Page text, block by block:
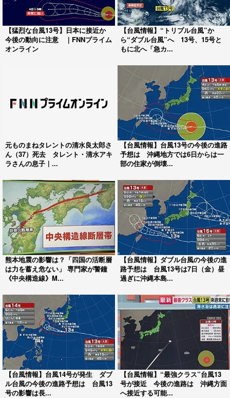
【猛烈な台風13号】日本に接近か
今後の動向に注意 ｜FNNプライム
オンライン
【台風情報】“トリプル台風”か
ら“ダブル台風”へ 13号、15号と
もに北へ「急カ...
元ものまねタレントの清水良太郎さ
ん（37）死去 タレント・清水アキ
ラさんの息子｜...
【台風情報】台風13号の今後の進路
予想は 沖縄地方では6日からは一
部の住家が倒壊...
熊本地震の影響は？「四国の活断層
は力を蓄え危ない」 専門家が警鐘
《中央構造線》M...
【台風情報】ダブル台風の今後の進
路予想は 台風13号は7日（金）昼
過ぎに沖縄本島...
【台風情報】台風14号が発生 ダブ
ル台風の今後の進路予想は 台風13
号の影響は長...
【台風情報】“最強クラス”台風13
号が接近 今後の進路は 沖縄方面
へ接近する可能...